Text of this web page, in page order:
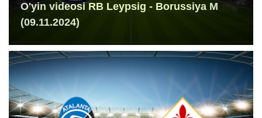
O'yin videosi RB Leypsig - Borussiya M
(09.11.2024)